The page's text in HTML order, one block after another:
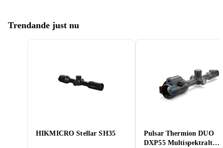
Trendande just nu
HIKMICRO Stellar SH35
Pulsar Thermion DUO
DXP55 Multispektralt